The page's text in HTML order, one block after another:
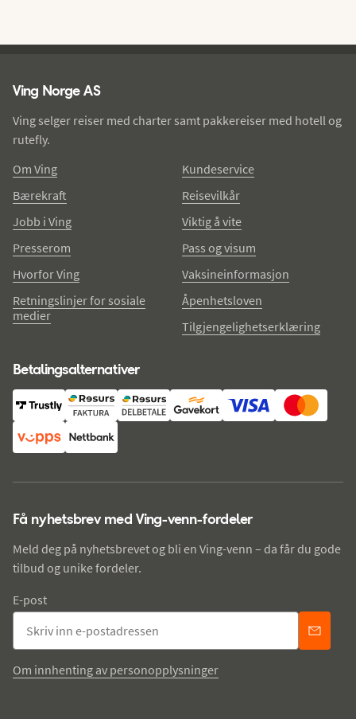
Ving Norge AS
Ving selger reiser med charter samt pakkereiser med hotell og
rutefly.
Om Ving
Bærekraft
Jobb i Ving
Presserom
Hvorfor Ving
Retningslinjer for sosiale
medier
Kundeservice
Reisevilkår
Viktig å vite
Pass og visum
Vaksineinformasjon
Åpenhetsloven
Tilgjengelighetserklæring
Betalingsalternativer
Få nyhetsbrev med Ving-venn-fordeler
Meld deg på nyhetsbrevet og bli en Ving-venn – da får du gode
tilbud og unike fordeler.
E-post
Om innhenting av personopplysninger